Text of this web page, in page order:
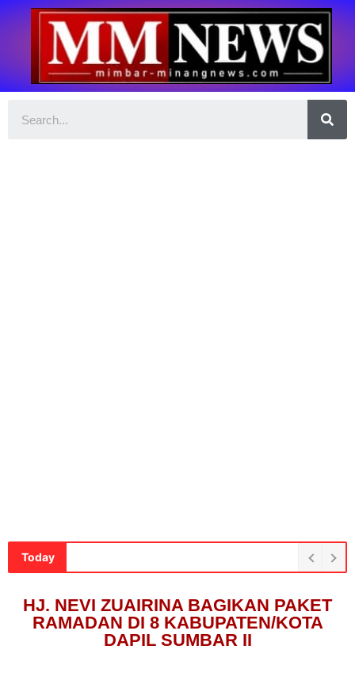
Today
HJ. NEVI ZUAIRINA BAGIKAN PAKET
RAMADAN DI 8 KABUPATEN/KOTA
DAPIL SUMBAR II